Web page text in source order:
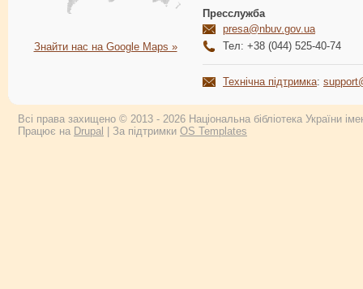
Знайти нас на Google Maps »
Пресслужба
presa@nbuv.gov.ua
Тел: +38 (044) 525-40-74
Технічна підтримка:
Всі права захищено © 2013 - 2026 Національна бібліотека України
Працює на Drupal | За підтримки OS Templates